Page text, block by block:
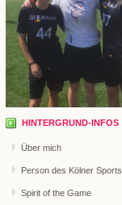
HINTERGRUND-INFOS
Über mich
Person des Kölner Sports
Spirit of the Game